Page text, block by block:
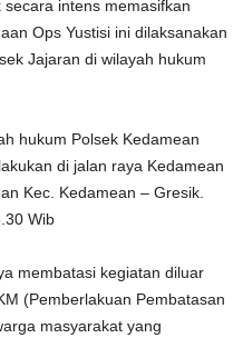
intens memasifkan
Ops Yustisi ini dilaksanakan
Jajaran di wilayah hukum
hukum Polsek Kedamean
di jalan raya Kedamean
Kec. Kedamean – Gresik.
Wib
membatasi kegiatan diluar
(Pemberlakuan Pembatasan
masyarakat yang